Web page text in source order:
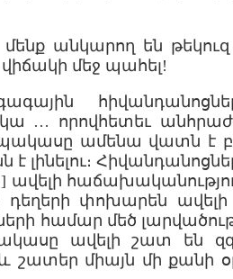
անկարող են թեկուզ
մեջ պահել!
… որովհետեւ
ամենա վատն է
լինելու։
փոխարեն ավելի
համար մեծ
ավելի շատ են
շատեր միայն մի քանի